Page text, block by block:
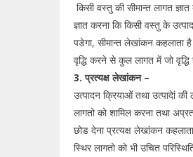
किसी वस्तु की सीमान्त लागत
ज्ञात करना कि किसी वस्तु के
पडेगा, सीमान्त लेखांकन कहलाता
वृद्धि करने से कुल लागत में जो
3. प्रत्यक्ष लेखांकन –
उत्पादन क्रियाओं तथा उत्पादेां
लागतो को शामिल करना तथा
छोड देना प्रत्यक्ष लेखांकन
स्थिर लागतो को भी उचित